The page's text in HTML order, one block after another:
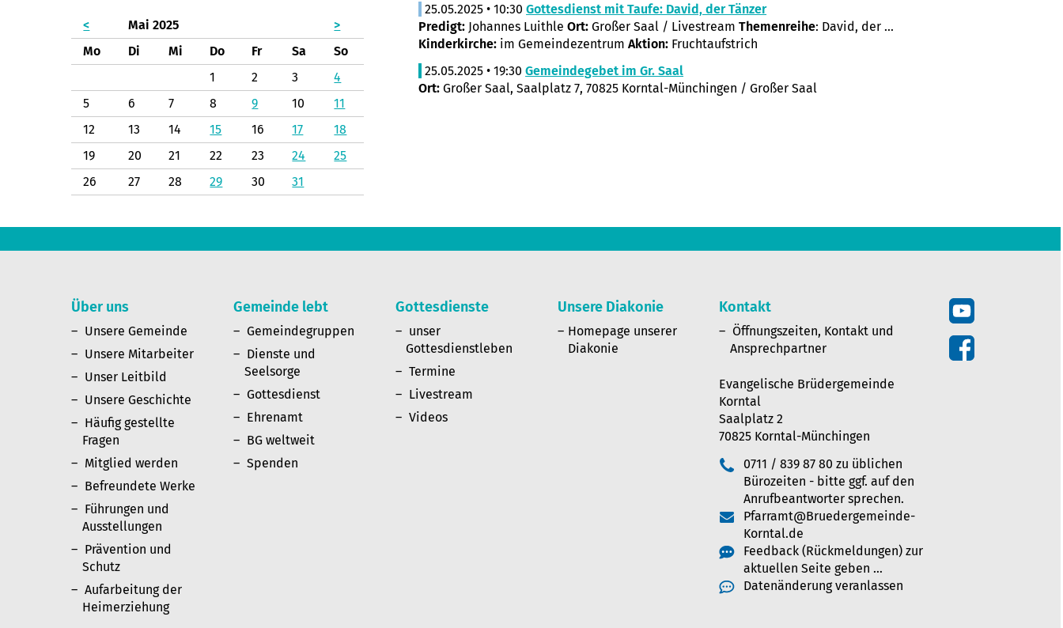
< Mai 2025
>
Mo
Di Mi Do Fr Sa
So
1
2 3
4
5
6 7 8 9 10
11
12
13 14 15 16 17
18
19
20 21 22 23 24
25
26
27 28 29 30 31
25.05.2025 • 10:30 Gottesdienst mit Taufe: David, der Tänzer
Predigt: Johannes LuithleOrt:Großer Saal / LivestreamThemenreihe: David, der ...
Kinderkirche: im GemeindezentrumAktion: Fruchtaufstrich
25.05.2025 • 19:30 Gemeindegebet im Gr. Saal
Ort:Großer Saal, Saalplatz 7, 70825 Korntal-Münchingen / Großer Saal
Über uns
Unsere Gemeinde
Unsere Mitarbeiter
Unser Leitbild
Unsere Geschichte
Häufig gestellte
Fragen
Mitglied werden
Befreundete Werke
Führungen und
Ausstellungen
Prävention und
Schutz
Aufarbeitung der
Heimerziehung
Gemeinde lebt
Gemeindegruppen
Dienste und
Seelsorge
Gottesdienst
Ehrenamt
BG weltweit
Spenden
Gottesdienste
unser
Gottesdienstleben
Termine
Livestream
Videos
Unsere Diakonie
Homepage unserer
Diakonie
Kontakt
Öffnungszeiten, Kontakt und
Ansprechpartner
Evangelische Brüdergemeinde
Korntal
Saalplatz 2
70825 Korntal-Münchingen
0711 / 839 87 80 zu üblichen
Bürozeiten - bitte ggf. auf den
Anrufbeantworter sprechen.
Pfarramt@Bruedergemeinde-
Korntal.de
Feedback (Rückmeldungen) zur
aktuellen Seite geben …
Datenänderung veranlassen